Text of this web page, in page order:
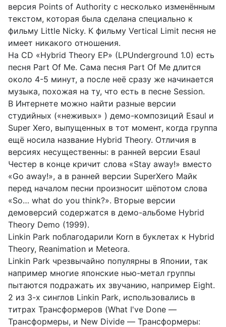
версия Points of Authority с несколько изменённым
текстом, которая была сделана специально к
фильму Little Nicky. К фильму Vertical Limit песня не
имеет никакого отношения.
На CD «Hybrid Theory EP» (LPUnderground 1.0) есть
песня Part Of Me. Сама песня Part Of Me длится
около 4-5 минут, а после неё сразу же начинается
музыка, похожая на ту, что есть в песне Session.
В Интернете можно найти разные версии
студийных («неживых» ) демо-композиций Esaul и
Super Xero, выпущенных в тот момент, когда группа
ещё носила название Hybrid Theory. Отличия в
версиях несущественны: в ранней версии Esaul
Честер в конце кричит слова «Stay away!» вместо
«Go away!», а в ранней версии SuperXero Майк
перед началом песни произносит шёпотом слова
«So… what do you think?». Вторые версии
демоверсий содержатся в демо-альбоме Hybrid
Theory Demo (1999).
Linkin Park поблагодарили Korn в буклетах к Hybrid
Theory, Reanimation и Meteora.
Linkin Park чрезвычайно популярны в Японии, так
например многие японские нью-метал группы
пытаются подражать их звучанию, например Eight.
2 из 3-х синглов Linkin Park, использовались в
титрах Трансформеров (What I've Done —
Трансформеры, и New Divide — Трансформеры: